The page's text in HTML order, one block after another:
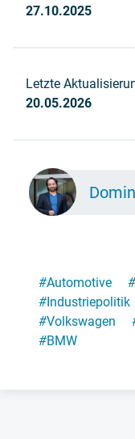
27.10.2025
Letzte
20.05.2026
#Automotive #
#Industriepolitik
#Volkswagen
#BMW